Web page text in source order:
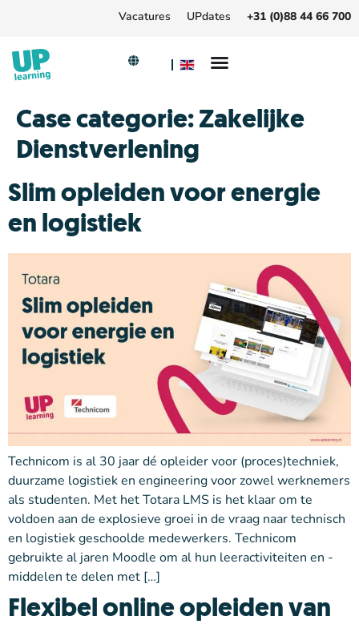
Vacatures UPdates +31 (0)88 44 66 700
Case categorie: Zakelijke
Dienstverlening
Slim opleiden voor energie
en logistiek
Technicom is al 30 jaar dé opleider voor (proces)techniek,
duurzame logistiek en engineering voor zowel werknemers
als studenten. Met het Totara LMS is het klaar om te
voldoen aan de explosieve groei in de vraag naar technisch
en logistiek geschoolde medewerkers. Technicom
gebruikte al jaren Moodle om al hun leeractiviteiten en -
middelen te delen met […]
Flexibel online opleiden van